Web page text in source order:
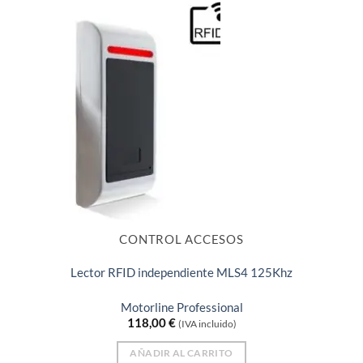
CONTROL ACCESOS
Lector RFID independiente MLS4 125Khz
Motorline Professional
118,00€ (IVA incluido)
AÑADIR AL CARRITO